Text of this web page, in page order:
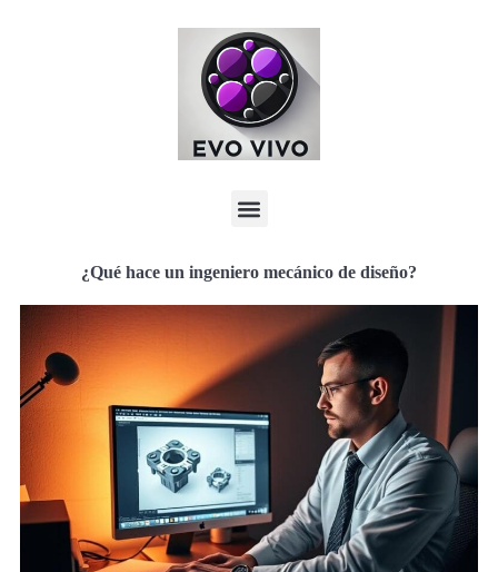
¿Qué hace un ingeniero mecánico de diseño?